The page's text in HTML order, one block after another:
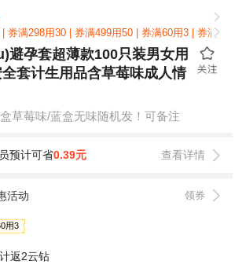
券满298用30 | 券满499用50 | 券满60用3 | 券满98用
避孕套超薄款100只装男女用
套计生用品含草莓味成人情
盒草莓味/蓝盒无味随机发！可备注
预计可省0.39元 查看详情
活动 领券
用3
返2云钻